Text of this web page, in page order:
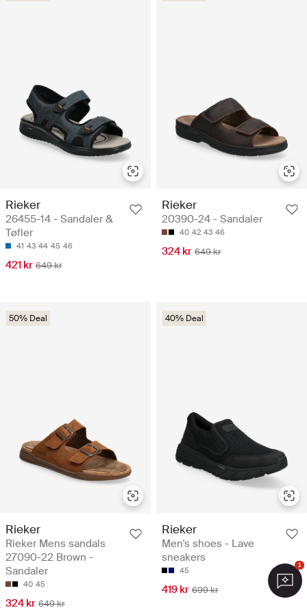
Rieker
26455-14 - Sandaler &
Tøfler
41 43 44 45 46
421 kr 649 kr
Rieker
20390-24 - Sandaler
40 42 43 46
324 kr 649 kr
50% Deal
Rieker
Rieker Mens sandals
27090-22 Brown -
Sandaler
40 45
324 kr 649 kr
40% Deal
Rieker
Men's shoes - Lave
sneakers
45
419 kr 699 kr
1